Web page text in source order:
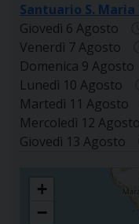
Santuario S.
Giovedì 6 Agosto
Venerdì 7 Agosto
Domenica 9 Agosto
Lunedì 10 Agosto
Martedì 11 Agosto
Mercoledì 12 Agosto
Giovedì 13 Agosto
+
−